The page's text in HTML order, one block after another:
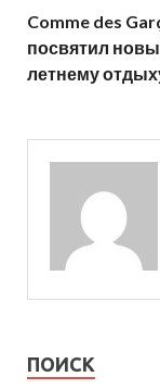
Comme des
посвятил
летнему
ПОИСК